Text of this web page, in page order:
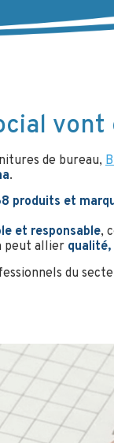
vont
de bureau,
.
produits et
et responsable,
peut allier
du